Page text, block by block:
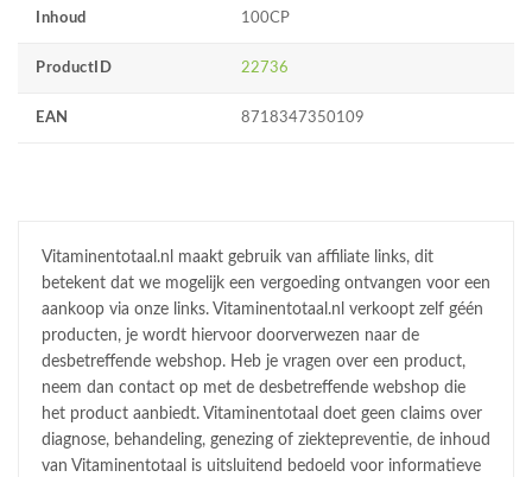
Inhoud 100CP
ProductID 22736
EAN 8718347350109
Vitaminentotaal.nl maakt gebruik van affiliate links, dit
betekent dat we mogelijk een vergoeding ontvangen voor een
aankoop via onze links. Vitaminentotaal.nl verkoopt zelf géén
producten, je wordt hiervoor doorverwezen naar de
desbetreffende webshop. Heb je vragen over een product,
neem dan contact op met de desbetreffende webshop die
het product aanbiedt. Vitaminentotaal doet geen claims over
diagnose, behandeling, genezing of ziektepreventie, de inhoud
van Vitaminentotaal is uitsluitend bedoeld voor informatieve